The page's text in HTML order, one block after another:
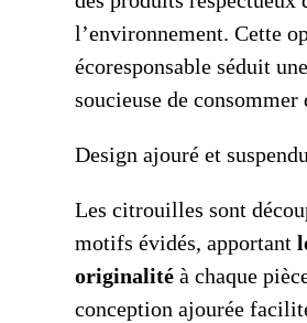
l’environnement. Cette
écoresponsable séduit
soucieuse de consommer
Design ajouré et suspendu
Les citrouilles sont
motifs évidés, apportant
originalité à chaque
conception ajourée